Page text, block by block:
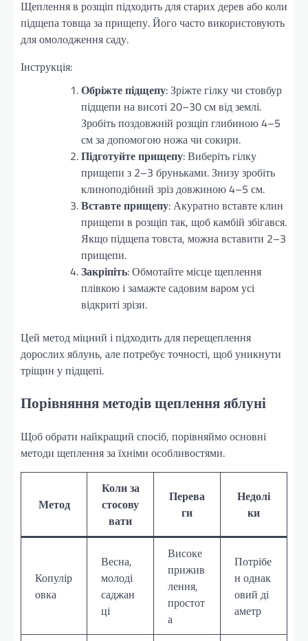
Щеплення в розщіп підходить для старих дерев або коли
підщепа товща за прищепу. Його часто використовують
для омолодження саду.
Інструкція:
Обріжте підщепу: Зріжте гілку чи стовбур
підщепи на висоті 20–30 см від землі.
Зробіть поздовжній розщіп глибиною 4–5
см за допомогою ножа чи сокири.
Підготуйте прищепу: Виберіть гілку
прищепи з 2–3 бруньками. Знизу зробіть
клиноподібний зріз довжиною 4–5 см.
Вставте прищепу: Акуратно вставте клин
прищепи в розщіп так, щоб камбій збігався.
Якщо підщепа товста, можна вставити 2–3
прищепи.
Закріпіть: Обмотайте місце щеплення
плівкою і замажте садовим варом усі
відкриті зрізи.
Цей метод міцний і підходить для перещеплення
дорослих яблунь, але потребує точності, щоб уникнути
тріщин у підщепі.
Порівняння методів щеплення яблуні
Щоб обрати найкращий спосіб, порівняймо основні
методи щеплення за їхніми особливостями.
Метод
Коли за
стосову
вати
Перева
ги
Недолі
ки
Копулір
овка
Весна,
молоді
саджан
ці
Високе
прижив
лення,
простот
а
Потрібе
н однак
овий ді
аметр